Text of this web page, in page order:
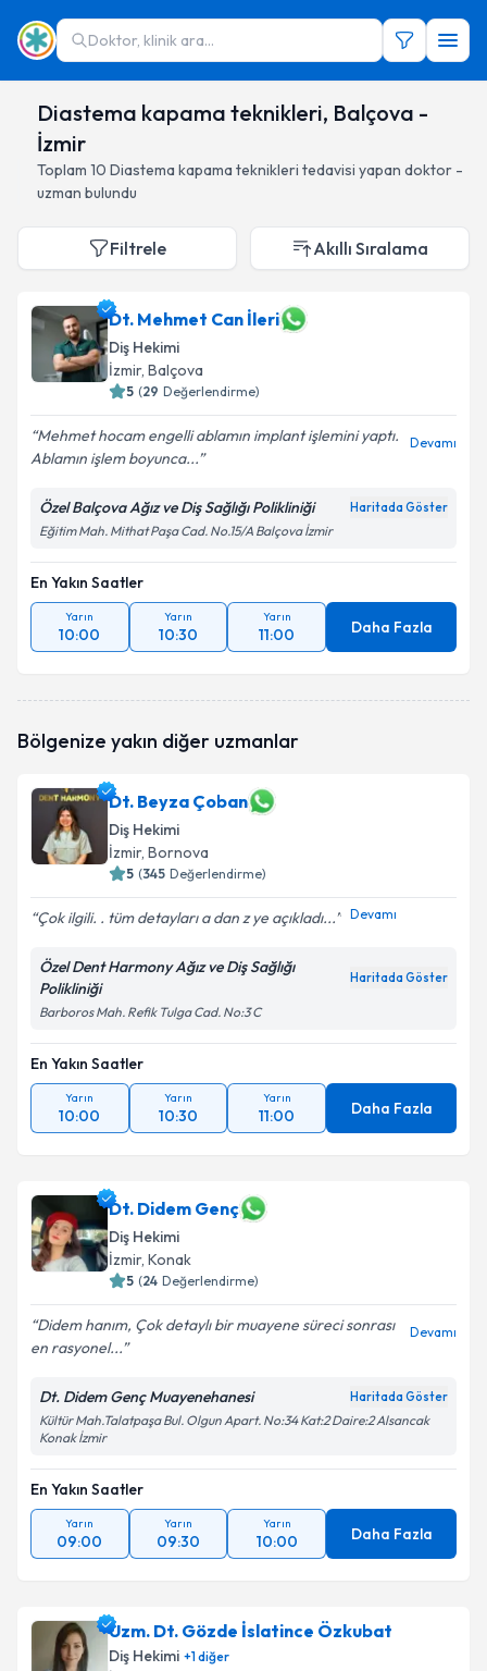
Doktor, klinik ara...
Diastema kapama teknikleri, Balçova -
İzmir
Toplam 10 Diastema kapama teknikleri tedavisi yapan doktor -
uzman bulundu
Filtrele Akıllı Sıralama
Dt. Mehmet Can İleri
Diş Hekimi
İzmir, Balçova
5 (29 Değerlendirme)
Mehmet hocam engelli ablamın implant işlemini yaptı.
Ablamın işlem boyunca...
Devamı
Özel Balçova Ağız ve Diş Sağlığı Polikliniği Haritada Göster
Eğitim Mah. Mithat Paşa Cad. No.15/A Balçova İzmir
En Yakın Saatler
Yarın
10:00
Yarın
10:30
Yarın
11:00 Daha Fazla
Bölgenize yakın diğer uzmanlar
Dt. Beyza Çoban
Diş Hekimi
İzmir, Bornova
5 (345 Değerlendirme)
Çok ilgili. . tüm detayları a dan z ye açıkladı... Devamı
Özel Dent Harmony Ağız ve Diş Sağlığı
Polikliniği
Haritada Göster
Barboros Mah. Refik Tulga Cad. No:3 C
En Yakın Saatler
Yarın
10:00
Yarın
10:30
Yarın
11:00 Daha Fazla
Dt. Didem Genç
Diş Hekimi
İzmir, Konak
5 (24 Değerlendirme)
Didem hanım, Çok detaylı bir muayene süreci sonrası
en rasyonel...
Devamı
Dt. Didem Genç Muayenehanesi Haritada Göster
Kültür Mah.Talatpaşa Bul. Olgun Apart. No:34 Kat:2 Daire:2 Alsancak
Konak İzmir
En Yakın Saatler
Yarın
09:00
Yarın
09:30
Yarın
10:00 Daha Fazla
Uzm. Dt. Gözde İslatince Özkubat
Diş Hekimi +1diğer